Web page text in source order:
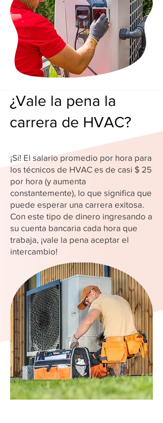
¿Vale la pena la
carrera de HVAC?
¡Sí! El salario promedio por hora para
los técnicos de HVAC es de casi $ 25
por hora (y aumenta
constantemente), lo que significa que
puede esperar una carrera exitosa.
Con este tipo de dinero ingresando a
su cuenta bancaria cada hora que
trabaja, ¡vale la pena aceptar el
intercambio!